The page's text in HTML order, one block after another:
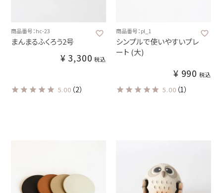
商品番号：hc-23
まんまるふくろう2号
¥ 3,300 税込
5.00 （2）
商品番号：pl_1
シンプルで使いやすいプレ
ート (大)
¥ 990 税込
5.00 （1）